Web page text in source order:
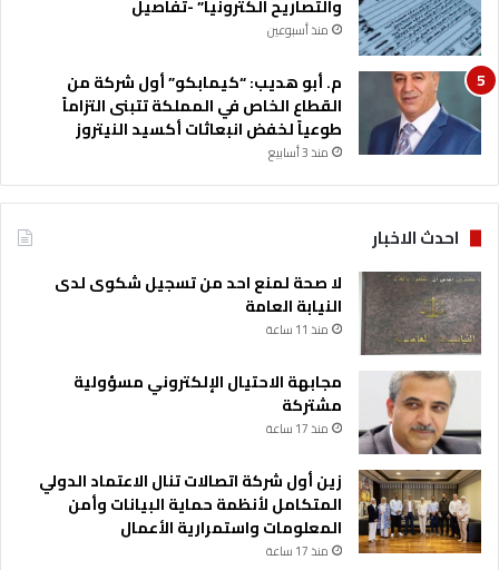
ك
أ
س
ا
ل
ع
م
والتصاريح الكترونيا” -تفاصيل
منذ أسبوعين
م. أبو هديب: “كيمابكو” أول شركة من
القطاع الخاص في المملكة تتبنى التزاماً
طوعياً لخفض انبعاثات أكسيد النيتروز
منذ 3 أسابيع
احدث الاخبار
لا صحة لمنع احد من تسجيل شكوى لدى
النيابة العامة
منذ 11 ساعة
مجابهة الاحتيال الإلكتروني مسؤولية
مشتركة
منذ 17 ساعة
زين أول شركة اتصالات تنال الاعتماد الدولي
المتكامل لأنظمة حماية البيانات وأمن
المعلومات واستمرارية الأعمال
منذ 17 ساعة